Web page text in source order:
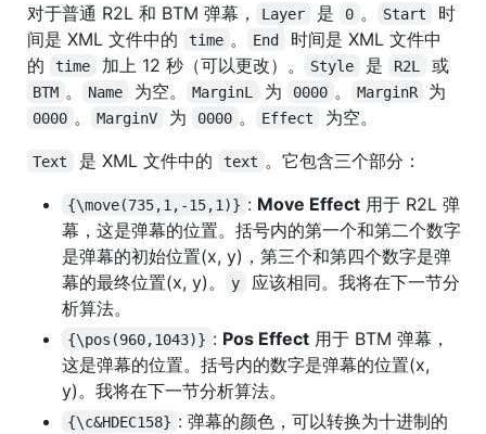
对于普通 R2L 和 BTM 弹幕， Layer 是 0 。 Start
时
间是 XML 文件中的
time 。 End
时间是 XML 文件中
的
time 加上 12 秒（可以更改）。 Style 是 R2L 或
BTM 。 Name 为空。 MarginL 为 0000 。 MarginR 为
0000 。 MarginV 为 0000 。 Effect 为空。
Text 是 XML 文件中的 text 。它包含三个部分：
{\move(735,1,-15,1)} : Move Effect用于 R2L 弹
幕，这是弹幕的位置。括号内的第一个和第二个数字
是弹幕的初始位置(x, y)，第三个和第四个数字是弹
幕的最终位置(x, y)。
y
应该相同。我将在下一节分
析算法。
{\pos(960,1043)} : Pos Effect用于 BTM 弹幕，
这是弹幕的位置。括号内的数字是弹幕的位置(x,
y)。我将在下一节分析算法。
{\c&HDEC158} : 弹幕的颜色，可以转换为十进制的